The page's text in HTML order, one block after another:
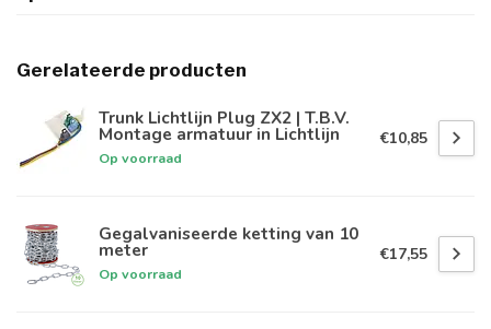
Gerelateerde producten
Trunk Lichtlijn Plug ZX2 | T.B.V.
Montage armatuur in Lichtlijn
Op voorraad
€10,85
Gegalvaniseerde ketting van 10
meter
Op voorraad
€17,55